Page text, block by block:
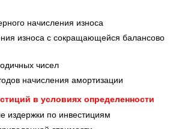
начисления износа
износа с сокращающейся балансово
чисел
начисления амортизации
в условиях определенности
издержки по инвестициям